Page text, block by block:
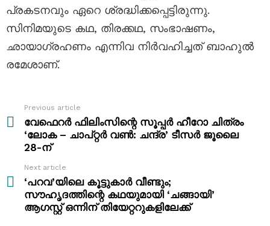
പ്രകടനവും ഏറെ ശ്രദ്ധിക്കപ്പെട്ടിരുന്നു.
സിനിമയുടെ കഥ, തിരക്കഥ, സംഭാഷണം,
ഛായാഗ്രഹണം എന്നിവ നിർവഹിച്ചത് ബാഹുൽ
രമേശാണ്.
more
Previous article
വേഫെറർ ഫിലിംസിന്റെ സൂപ്പർ ഹീറോ ചിത്രം
‘ലോക – ചാപ്റ്റർ വൺ: ചന്ദ്ര’ ടീസർ ജൂലൈ
28-ന്
Next article
‘പറവ’യിലെ കൂട്ടുകാർ വീണ്ടും;
സൗഹൃദത്തിന്റെ കഥയുമായി ‘ചങ്ങായി’
ആഗസ്റ്റ് ഒന്നിന് തിയേറ്ററുകളിലേക്ക്